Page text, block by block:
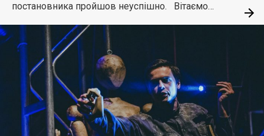
постановника пройшов неуспішно. Вітаємо…